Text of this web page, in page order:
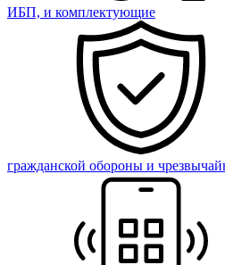
ИБП, и комплектующие
гражданской обороны и